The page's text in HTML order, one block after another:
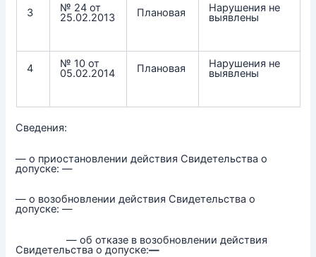
3 № 24 от
25.02.2013 Плановая Нарушения не
выявлены
4 № 10 от
05.02.2014 Плановая Нарушения не
выявлены
Сведения:
— о приостановлении действия Свидетельства о
допуске: —
— о возобновлении действия Свидетельства о
допуске: —
— об отказе в возобновлении действия
Свидетельства о допуске:—